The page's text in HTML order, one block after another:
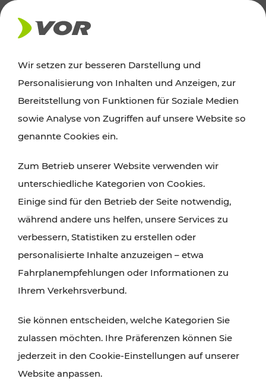
AKTUELLES
Ausflugstipps
Wien, Niederösterreich und das Burgenland
Wanderungen, Kultur und Gastronomie,
Radtouren oder purer Naturgenuss – viele
Attraktionen sind mit den Ticket- und Fahrplan-
Angeboten des VOR gut und schnell erreichbar.
Wir setzen zur besseren Darstellung und
Personalisierung von Inhalten und Anzeigen, zur
Bereitstellung von Funktionen für Soziale Medien
sowie Analyse von Zugriffen auf unsere Website so
genannte Cookies ein.
Zum Betrieb unserer Website verwenden wir
unterschiedliche Kategorien von Cookies.
Einige sind für den Betrieb der Seite notwendig,
während andere uns helfen, unsere Services zu
verbessern, Statistiken zu erstellen oder
personalisierte Inhalte anzuzeigen – etwa
Fahrplanempfehlungen oder Informationen zu
Ihrem Verkehrsverbund.
Sie können entscheiden, welche Kategorien Sie
zulassen möchten. Ihre Präferenzen können Sie
jederzeit in den Cookie-Einstellungen auf unserer
Website anpassen.